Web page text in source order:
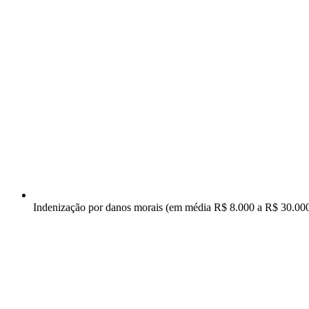
Indenização por danos morais (em média R$ 8.000 a R$